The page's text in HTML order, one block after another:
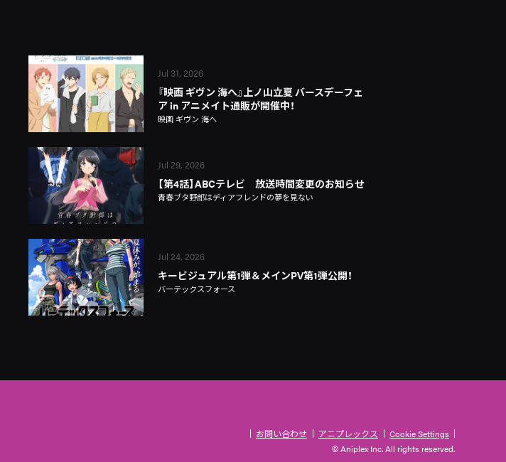
Jul 31, 2026
『映画 ギヴン 海へ』上ノ山立夏 バースデーフェ
ア in アニメイト通販が開催中！
映画 ギヴン 海へ
Jul 29, 2026
【第4話】ABCテレビ 放送時間変更のお知らせ
青春ブタ野郎はディアフレンドの夢を見ない
Jul 24, 2026
キービジュアル第1弾＆メインPV第1弾公開！
バーテックスフォース
お問い合わせ アニプレックス
Cookie Settings
© Aniplex Inc. All rights reserved.